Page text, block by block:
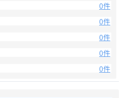
0件
0件
0件
0件
0件